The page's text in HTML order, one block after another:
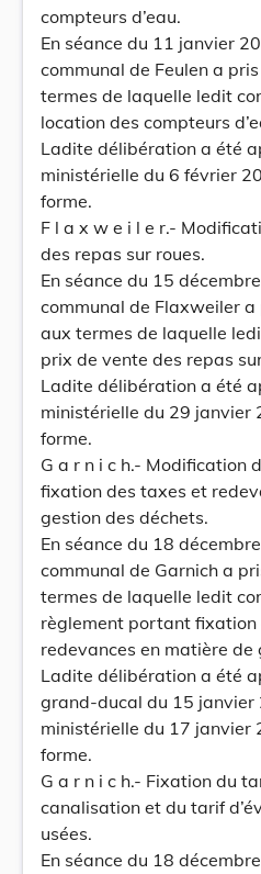
compteurs d’eau.
En séance du 11 janvier
communal de Feulen a
termes de laquelle ledit
location des compteurs
Ladite délibération a été
ministérielle du 6 février
forme.
F l a x w e i l e r.-
des repas sur roues.
En séance du 15
communal de Flaxweiler
aux termes de laquelle
prix de vente des repas
Ladite délibération a été
ministérielle du 29 janvier
forme.
G a r n i c h.- Modification
fixation des taxes et
gestion des déchets.
En séance du 18
communal de Garnich a
termes de laquelle ledit
règlement portant fixation
redevances en matière de
Ladite délibération a été
grand-ducal du 15 janvier
ministérielle du 17 janvier
forme.
G a r n i c h.- Fixation du
canalisation et du tarif
usées.
En séance du 18